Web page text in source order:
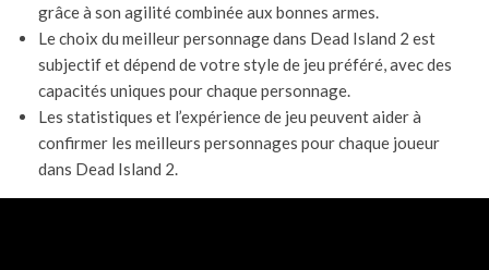
grâce à son agilité combinée aux bonnes armes.
Le choix du meilleur personnage dans Dead Island 2 est
subjectif et dépend de votre style de jeu préféré, avec des
capacités uniques pour chaque personnage.
Les statistiques et l’expérience de jeu peuvent aider à
confirmer les meilleurs personnages pour chaque joueur
dans Dead Island 2.